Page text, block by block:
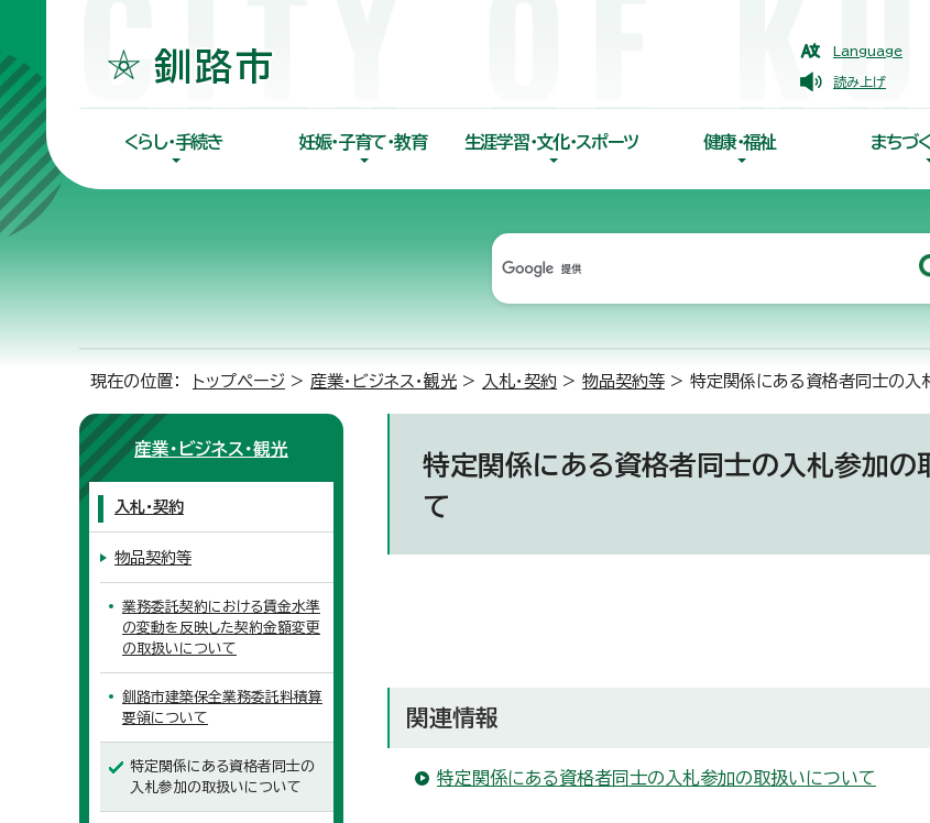
Language
読み上げ
くらし・手続き 妊娠・子育て・教育 生涯学習・文化・スポーツ 健康・福祉 まちづ
現在の位置： トップページ > 産業・ビジネス・観光 > 入札・契約 > 物品契約等 > 特定関係にある資格者同士の入
特定関係にある資格者同士の入札参加の
て
関連情報
特定関係にある資格者同士の入札参加の取扱いについて
産業・ビジネス・観光
入札・契約
物品契約等
業務委託契約における賃金水準
の変動を反映した契約金額変更
の取扱いについて
釧路市建築保全業務委託料積算
要領について
特定関係にある資格者同士の
入札参加の取扱いについて